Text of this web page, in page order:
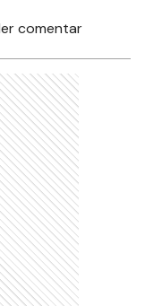
comentar